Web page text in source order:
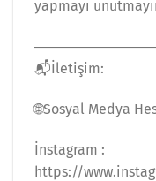
yapmayı
📬İletişim:
🌐Sosyal Medya
İnstagram :
https://